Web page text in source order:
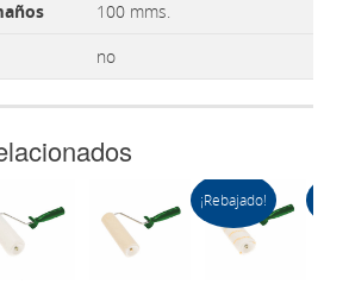
100 mms.
no
¡Rebajado!